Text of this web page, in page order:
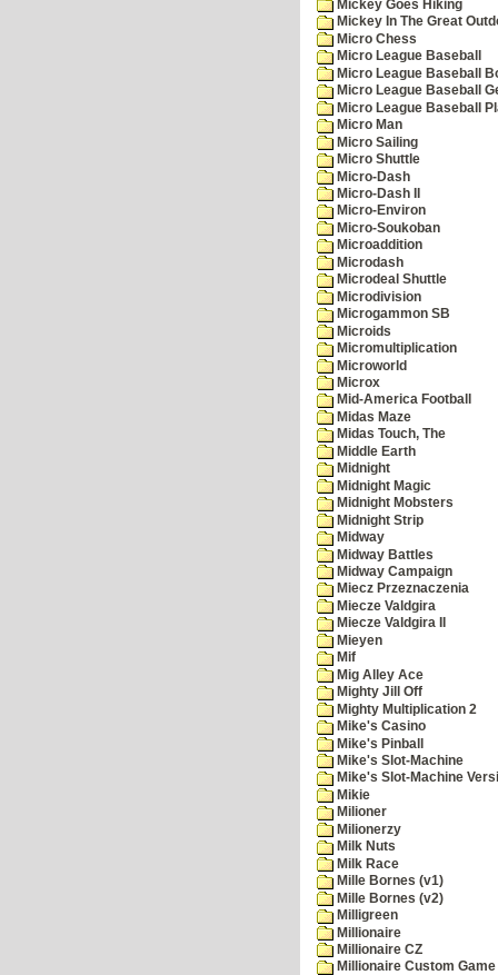
Mickey Goes Hiking
Mickey In The Great
Micro Chess
Micro League Baseball
Micro League Baseball
Micro League Baseball
Micro League Baseball
Micro Man
Micro Sailing
Micro Shuttle
Micro-Dash
Micro-Dash II
Micro-Environ
Micro-Soukoban
Microaddition
Microdash
Microdeal Shuttle
Microdivision
Microgammon SB
Microids
Micromultiplication
Microworld
Microx
Mid-America Football
Midas Maze
Midas Touch, The
Middle Earth
Midnight
Midnight Magic
Midnight Mobsters
Midnight Strip
Midway
Midway Battles
Midway Campaign
Miecz Przeznaczenia
Miecze Valdgira
Miecze Valdgira II
Mieyen
Mif
Mig Alley Ace
Mighty Jill Off
Mighty Multiplication 2
Mike's Casino
Mike's Pinball
Mike's Slot-Machine
Mike's Slot-Machine
Mikie
Milioner
Milionerzy
Milk Nuts
Milk Race
Mille Bornes (v1)
Mille Bornes (v2)
Milligreen
Millionaire
Millionaire CZ
Millionaire Custom